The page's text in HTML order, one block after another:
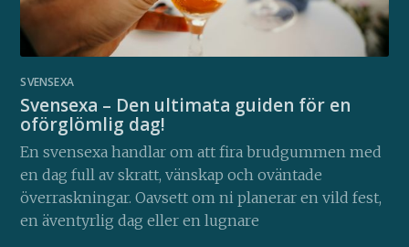
SVENSEXA
Svensexa – Den ultimata guiden för en
oförglömlig dag!
En svensexa handlar om att fira brudgummen med
en dag full av skratt, vänskap och oväntade
överraskningar. Oavsett om ni planerar en vild fest,
en äventyrlig dag eller en lugnare